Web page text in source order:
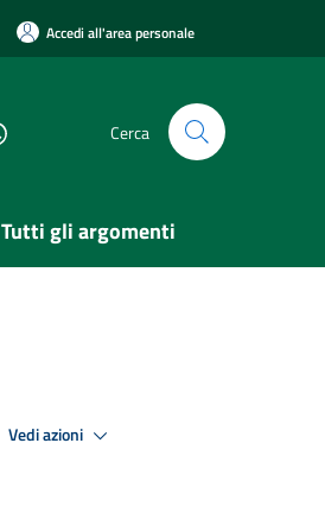
Accedi all'area personale
Cerca
Tutti gli argomenti
Vedi azioni